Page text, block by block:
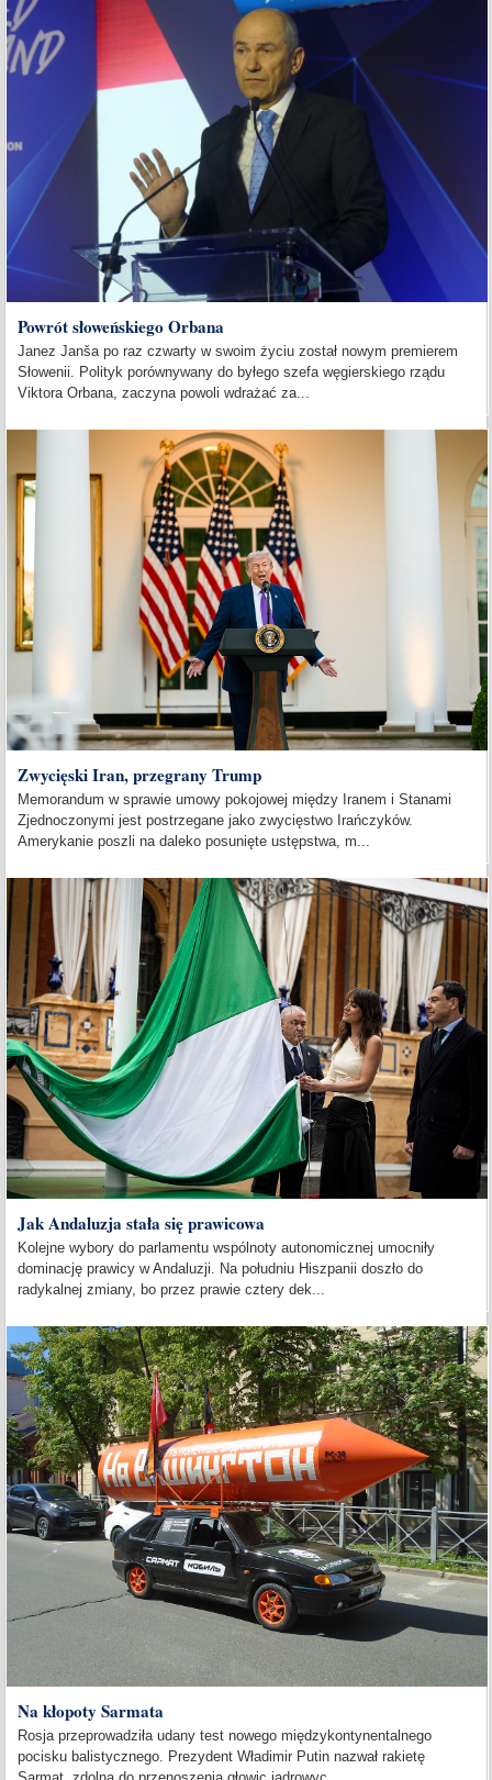
Powrót słoweńskiego Orbana
Janez Janša po raz czwarty w swoim życiu został nowym premierem
Słowenii. Polityk porównywany do byłego szefa węgierskiego rządu
Viktora Orbana, zaczyna powoli wdrażać za...
Zwycięski Iran, przegrany Trump
Memorandum w sprawie umowy pokojowej między Iranem i Stanami
Zjednoczonymi jest postrzegane jako zwycięstwo Irańczyków.
Amerykanie poszli na daleko posunięte ustępstwa, m...
Jak Andaluzja stała się prawicowa
Kolejne wybory do parlamentu wspólnoty autonomicznej umocniły
dominację prawicy w Andaluzji. Na południu Hiszpanii doszło do
radykalnej zmiany, bo przez prawie cztery dek...
Na kłopoty Sarmata
Rosja przeprowadziła udany test nowego międzykontynentalnego
pocisku balistycznego. Prezydent Władimir Putin nazwał rakietę